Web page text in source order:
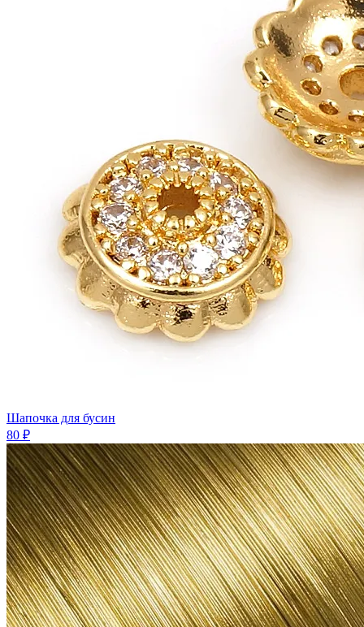
Шапочка для бусин
80 ₽